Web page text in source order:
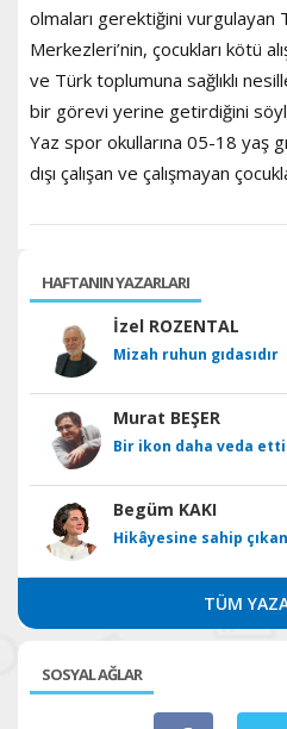
olmaları gerektiğini vurgulayan
Merkezleri’nin, çocukları kötü
ve Türk toplumuna sağlıklı
bir görevi yerine getirdiğini
Yaz spor okullarına 05-18 yaş
dışı çalışan ve çalışmayan
HAFTANIN YAZARLARI
İzel ROZENTAL
Mizah ruhun gıdasıdır
Murat BEŞER
Bir ikon daha veda
Begüm KAKI
Hikâyesine sahip
TÜM
SOSYAL AĞLAR